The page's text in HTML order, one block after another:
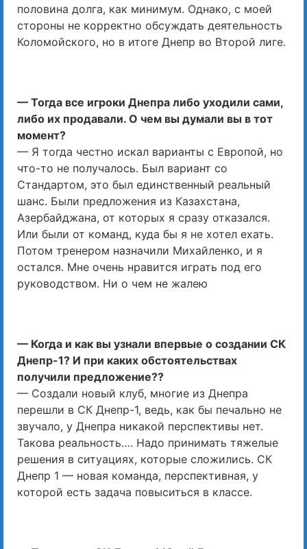
половина долга, как минимум. Однако, с моей
стороны не корректно обсуждать деятельность
Коломойского, но в итоге Днепр во Второй лиге.
— Тогда все игроки Днепра либо уходили сами,
либо их продавали. О чем вы думали вы в тот
момент?
— Я тогда честно искал варианты с Европой, но
что-то не получалось. Был вариант со
Стандартом, это был единственный реальный
шанс. Были предложения из Казахстана,
Азербайджана, от которых я сразу отказался.
Или были от команд, куда бы я не хотел ехать.
Потом тренером назначили Михайленко, и я
остался. Мне очень нравится играть под его
руководством. Ни о чем не жалею
— Когда и как вы узнали впервые о создании СК
Днепр-1? И при каких обстоятельствах
получили предложение??
— Создали новый клуб, многие из Днепра
перешли в СК Днепр-1, ведь, как бы печально не
звучало, у Днепра никакой перспективы нет.
Такова реальность…. Надо принимать тяжелые
решения в ситуациях, которые сложились. СК
Днепр 1 — новая команда, перспективная, у
которой есть задача повыситься в классе.